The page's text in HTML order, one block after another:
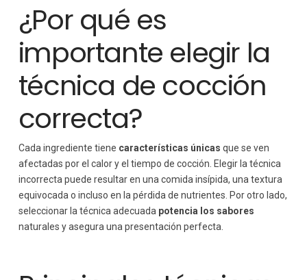
¿Por qué es
importante elegir la
técnica de cocción
correcta?
Cada ingrediente tiene características únicas que se ven
afectadas por el calor y el tiempo de cocción. Elegir la técnica
incorrecta puede resultar en una comida insípida, una textura
equivocada o incluso en la pérdida de nutrientes. Por otro lado,
seleccionar la técnica adecuada potencia los sabores
naturales y asegura una presentación perfecta.